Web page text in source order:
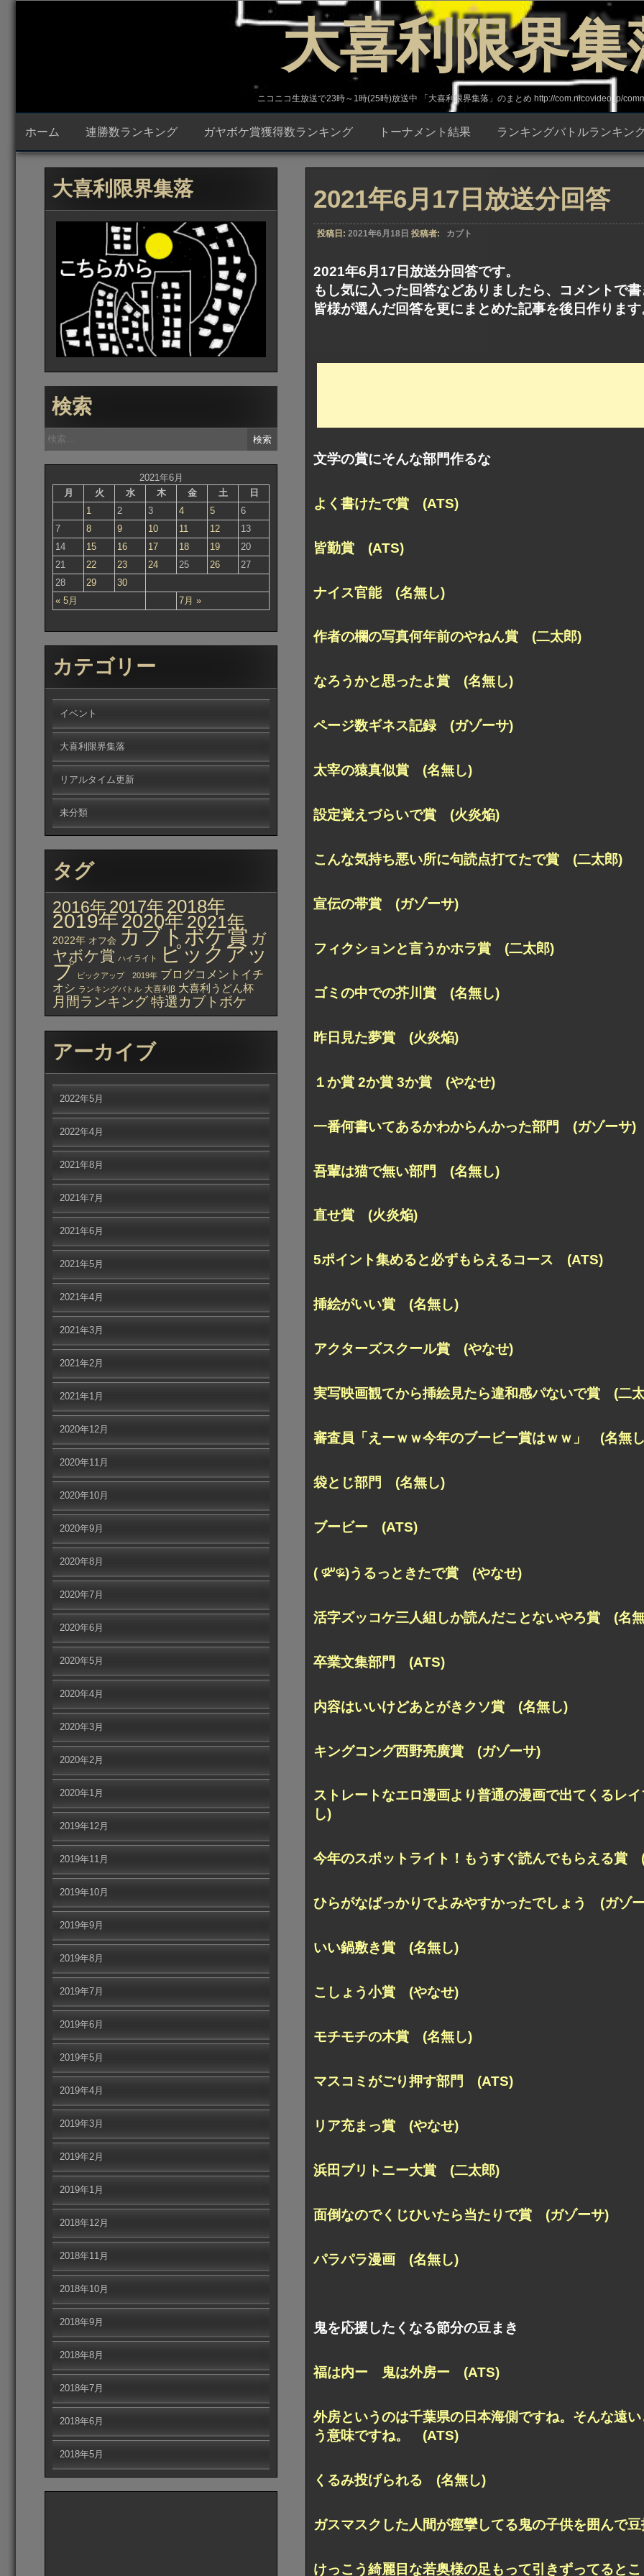
プ
大喜利限界集
ニコニコ生放送で23時～1時(25時)放送中 「大喜利限界集落」のまとめ http://com.nicovideo.jp/
ホーム 連勝数ランキング ガヤボケ賞獲得数ランキング トーナメント結果 ランキングバトルランキン
2021年6月17日放送分回答
投稿日: 2021年6月18日 投稿者: カブト
2021年6月17日放送分回答です。
もし気に入った回答などありましたら、コメントで
皆様が選んだ回答を更にまとめた記事を後日作ります
文学の賞にそんな部門作るな
よく書けたで賞 (ATS)
皆勤賞 (ATS)
ナイス官能 (名無し)
作者の欄の写真何年前のやねん賞 (二太郎)
なろうかと思ったよ賞 (名無し)
ページ数ギネス記録 (ガゾーサ)
太宰の猿真似賞 (名無し)
設定覚えづらいで賞 (火炎焔)
こんな気持ち悪い所に句読点打てたで賞 (二太郎)
宣伝の帯賞 (ガゾーサ)
フィクションと言うかホラ賞 (二太郎)
ゴミの中での芥川賞 (名無し)
昨日見た夢賞 (火炎焔)
１か賞 2か賞 3か賞 (やなせ)
一番何書いてあるかわからんかった部門 (ガゾーサ)
吾輩は猫で無い部門 (名無し)
直せ賞 (火炎焔)
5ポイント集めると必ずもらえるコース (ATS)
挿絵がいい賞 (名無し)
アクターズスクール賞 (やなせ)
実写映画観てから挿絵見たら違和感パないで賞 (二
審査員「えーｗｗ今年のブービー賞はｗｗ」 (名無
袋とじ部門 (名無し)
ブービー (ATS)
( ᵒ̴̶̷᷄꒳ᵒ̴̶̷᷅ )うるっときたで賞 (やなせ)
活字ズッコケ三人組しか読んだことないやろ賞 (名
卒業文集部門 (ATS)
内容はいいけどあとがきクソ賞 (名無し)
キングコング西野亮廣賞 (ガゾーサ)
ストレートなエロ漫画より普通の漫画で出てくるレ
し)
今年のスポットライト！もうすぐ読んでもらえる賞
ひらがなばっかりでよみやすかったでしょう (ガゾ
いい鍋敷き賞 (名無し)
こしょう小賞 (やなせ)
モチモチの木賞 (名無し)
マスコミがごり押す部門 (ATS)
リア充まっ賞 (やなせ)
浜田ブリトニー大賞 (二太郎)
面倒なのでくじひいたら当たりで賞 (ガゾーサ)
パラパラ漫画 (名無し)
鬼を応援したくなる節分の豆まき
福は内ー 鬼は外房ー (ATS)
外房というのは千葉県の日本海側ですね。そんな遠
う意味ですね。 (ATS)
くるみ投げられる (名無し)
ガスマスクした人間が痙攣してる鬼の子供を囲んで
けっこう綺麗目な若奥様の足もって引きずってると
大喜利限界集落
検索
検
索:
2021年6月
月
火 水 木 金 土 日
« 5月 7月 »
1 2 3 4 5
6
7
8 9 10 11 12
13
14
15 16 17 18 19
20
21
22 23 24 25 26
27
28
29 30
カテゴリー
イベント
大喜利限界集落
リアルタイム更新
未分類
タグ
2016年 2017年 2018年
2019年2020年 2021年
2022年 オフ会 カブトボケ賞 ガ
ヤボケ賞 ハイライト ピックアッ
プ ピックアップ 2019年 ブログコメントイチ
オシ ランキングバトル 大喜利β 大喜利うどん杯
月間ランキング特選カブトボケ
アーカイブ
2022年5月
2022年4月
2021年8月
2021年7月
2021年6月
2021年5月
2021年4月
2021年3月
2021年2月
2021年1月
2020年12月
2020年11月
2020年10月
2020年9月
2020年8月
2020年7月
2020年6月
2020年5月
2020年4月
2020年3月
2020年2月
2020年1月
2019年12月
2019年11月
2019年10月
2019年9月
2019年8月
2019年7月
2019年6月
2019年5月
2019年4月
2019年3月
2019年2月
2019年1月
2018年12月
2018年11月
2018年10月
2018年9月
2018年8月
2018年7月
2018年6月
2018年5月